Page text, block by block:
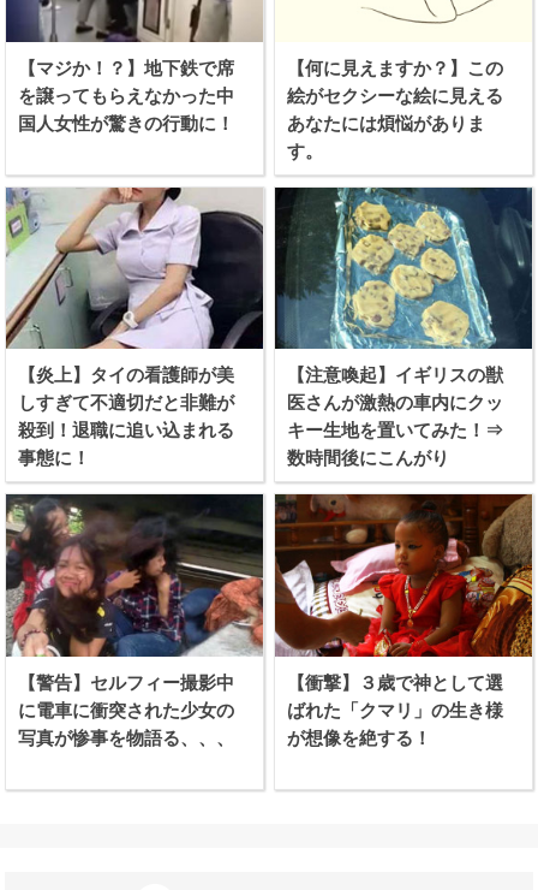
【マジか！？】地下鉄で席
を譲ってもらえなかった中
国人女性が驚きの行動に！
【何に見えますか？】この
絵がセクシーな絵に見える
あなたには煩悩がありま
す。
【炎上】タイの看護師が美
しすぎて不適切だと非難が
殺到！退職に追い込まれる
事態に！
【注意喚起】イギリスの獣
医さんが激熱の車内にクッ
キー生地を置いてみた！⇒
数時間後にこんがり
【警告】セルフィー撮影中
に電車に衝突された少女の
写真が惨事を物語る、、、
【衝撃】３歳で神として選
ばれた「クマリ」の生き様
が想像を絶する！